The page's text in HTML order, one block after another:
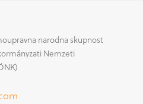
narodna skupnost
Nemzeti